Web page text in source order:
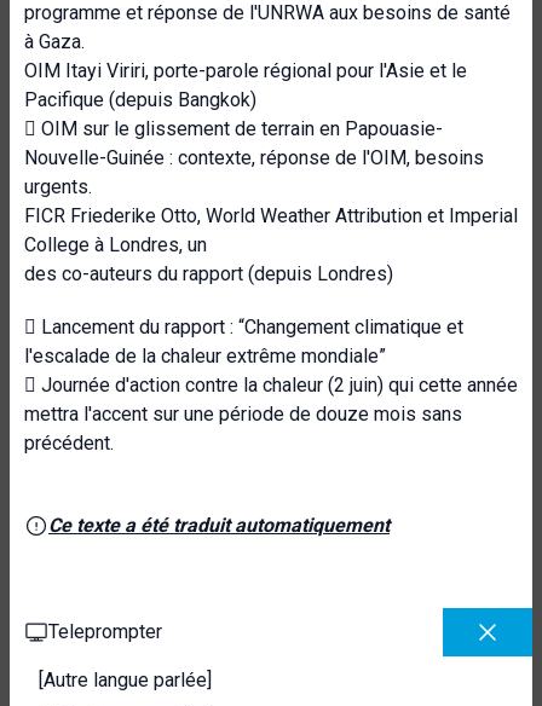
programme et réponse de l'UNRWA aux besoins de santé
à Gaza.
OIM Itayi Viriri, porte-parole régional pour l'Asie et le
Pacifique (depuis Bangkok)
 OIM sur le glissement de terrain en Papouasie-
Nouvelle-Guinée : contexte, réponse de l'OIM, besoins
urgents.
FICR Friederike Otto, World Weather Attribution et Imperial
College à Londres, un
des co-auteurs du rapport (depuis Londres)
 Lancement du rapport : “Changement climatique et
l'escalade de la chaleur extrême mondiale”
 Journée d'action contre la chaleur (2 juin) qui cette année
mettra l'accent sur une période de douze mois sans
précédent.
Ce texte a été traduit automatiquement
Teleprompter
[Autre langue parlée]